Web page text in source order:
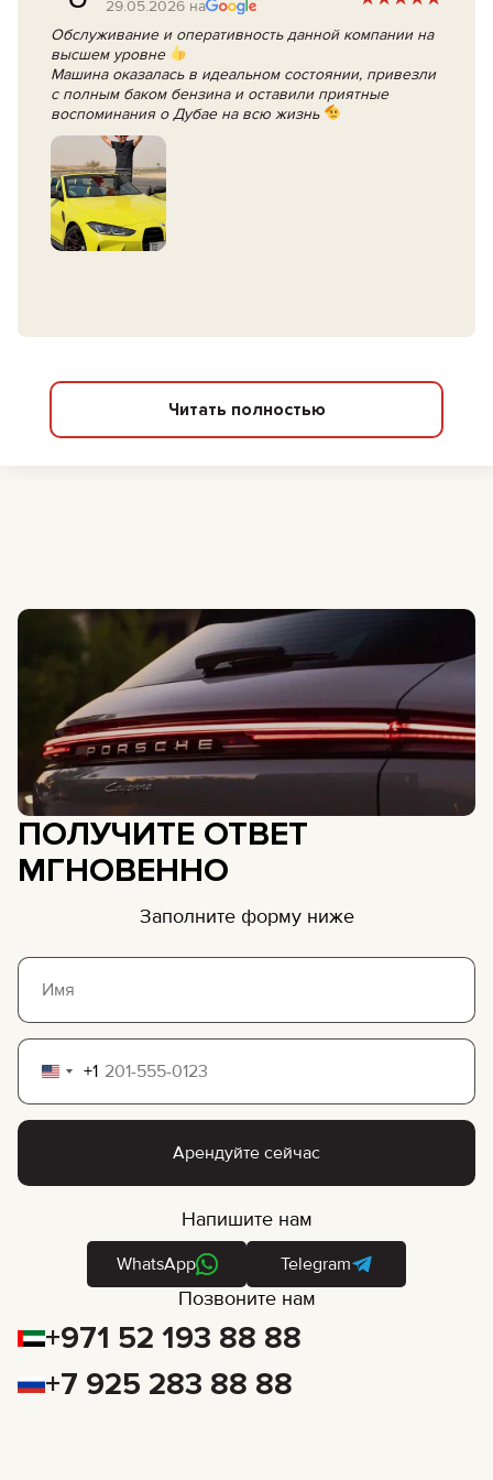
29.05.2026 на
Обслуживание и оперативность данной компании на
высшем уровне
Машина оказалась в идеальном состоянии, привезли
с полным баком бензина и оставили приятные
воспоминания о Дубае на всю жизнь
Читать полностью
ПОЛУЧИТЕ ОТВЕТ
МГНОВЕННО
Заполните форму ниже
United
States
+1
Арендуйте сейчас
Напишите нам
WhatsApp Telegram
Позвоните нам
+971 52 193 88 88
+7 925 283 88 88